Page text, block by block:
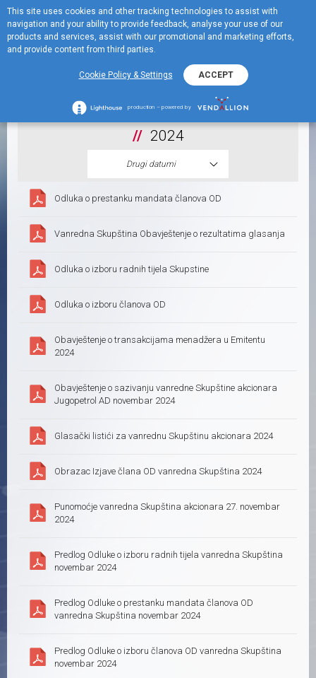
Menu
EN
Finansijske informacije
2024
Drugi datumi
Odluka o prestanku mandata članova OD
Vanredna Skupština Obavještenje o rezultatima glasanja
Odluka o izboru radnih tijela Skupstine
Odluka o izboru članova OD
Obavještenje o transakcijama menadžera u Emitentu
2024
Obavještenje o sazivanju vanredne Skupštine akcionara
Jugopetrol AD novembar 2024
Glasački listići za vanrednu Skupštinu akcionara 2024
Obrazac Izjave člana OD vanredna Skupština 2024
Punomoćje vanredna Skupština akcionara 27. novembar
2024
Predlog Odluke o izboru radnih tijela vanredna Skupština
novembar 2024
Predlog Odluke o prestanku mandata članova OD
vanredna Skupština novembar 2024
Predlog Odluke o izboru članova OD vanredna Skupština
novembar 2024
This site uses cookies and other tracking technologies to assist with
navigation and your ability to provide feedback, analyse your use of our
products and services, assist with our promotional and marketing efforts,
and provide content from third parties.
Cookie Policy & Settings ACCEPT
production – powered by